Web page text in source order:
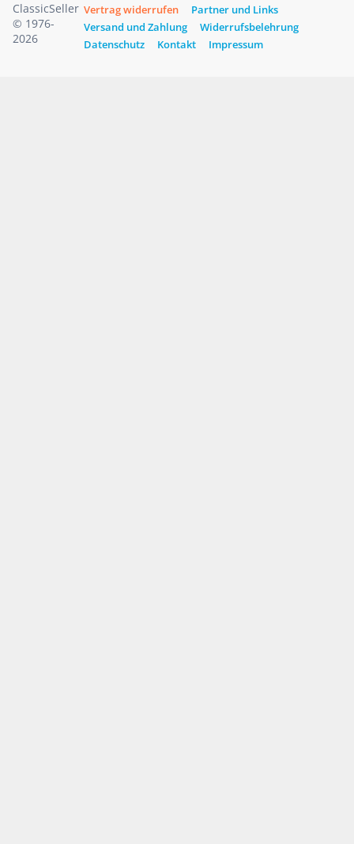
ClassicSeller
© 1976-
2026
Vertrag widerrufen
Partner und Links
Versand und Zahlung
Widerrufsbelehrung
Datenschutz
Kontakt Impressum